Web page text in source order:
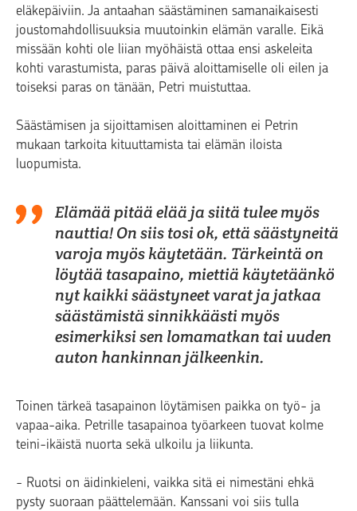
eläkepäiviin. Ja antaahan säästäminen samanaikaisesti
joustomahdollisuuksia muutoinkin elämän varalle. Eikä
missään kohti ole liian myöhäistä ottaa ensi askeleita
kohti varastumista, paras päivä aloittamiselle oli eilen ja
toiseksi paras on tänään, Petri muistuttaa.
Säästämisen ja sijoittamisen aloittaminen ei Petrin
mukaan tarkoita kituuttamista tai elämän iloista
luopumista.
Elämää pitää elää ja siitä tulee myös
nauttia! On siis tosi ok, että säästyneitä
varoja myös käytetään. Tärkeintä on
löytää tasapaino, miettiä käytetäänkö
nyt kaikki säästyneet varat ja jatkaa
säästämistä sinnikkäästi myös
esimerkiksi sen lomamatkan tai uuden
auton hankinnan jälkeenkin.
Toinen tärkeä tasapainon löytämisen paikka on työ- ja
vapaa-aika. Petrille tasapainoa työarkeen tuovat kolme
teini-ikäistä nuorta sekä ulkoilu ja liikunta.
- Ruotsi on äidinkieleni, vaikka sitä ei nimestäni ehkä
pysty suoraan päättelemään. Kanssani voi siis tulla